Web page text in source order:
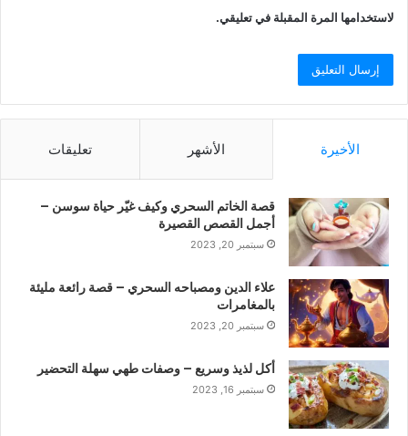
لاستخدامها المرة المقبلة في تعليقي.
الأخيرة الأشهر تعليقات
قصة الخاتم السحري وكيف غيّر حياة سوسن –
أجمل القصص القصيرة
سبتمبر 20, 2023
علاء الدين ومصباحه السحري – قصة رائعة مليئة
بالمغامرات
سبتمبر 20, 2023
أكل لذيذ وسريع – وصفات طهي سهلة التحضير
سبتمبر 16, 2023